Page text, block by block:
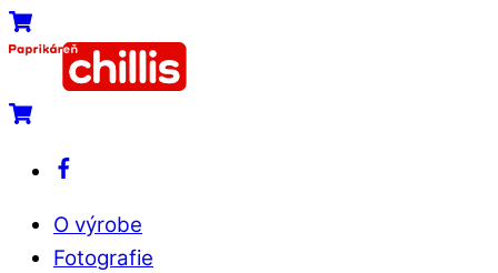
Skip
to
content
Menu
Cart
Cart
O výrobe
Fotografie